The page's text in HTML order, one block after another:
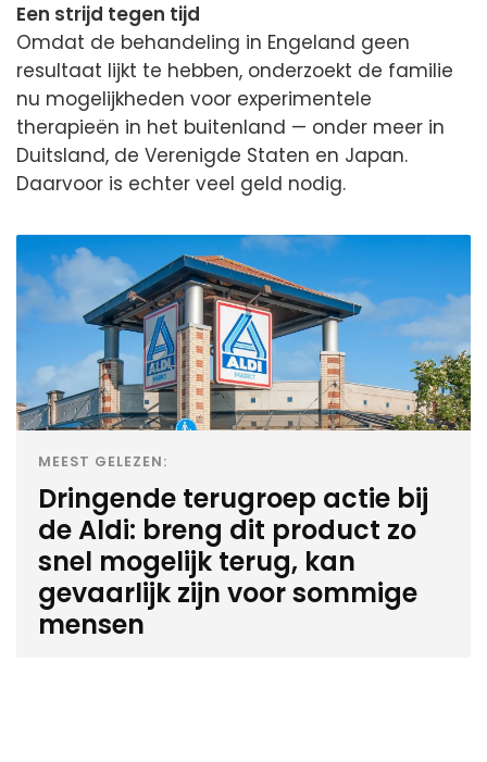
Een strijd tegen tijd
Omdat de behandeling in Engeland geen
resultaat lijkt te hebben, onderzoekt de familie
nu mogelijkheden voor experimentele
therapieën in het buitenland — onder meer in
Duitsland, de Verenigde Staten en Japan.
Daarvoor is echter veel geld nodig.
MEEST GELEZEN:
Dringende terugroep actie bij
de Aldi: breng dit product zo
snel mogelijk terug, kan
gevaarlijk zijn voor sommige
mensen